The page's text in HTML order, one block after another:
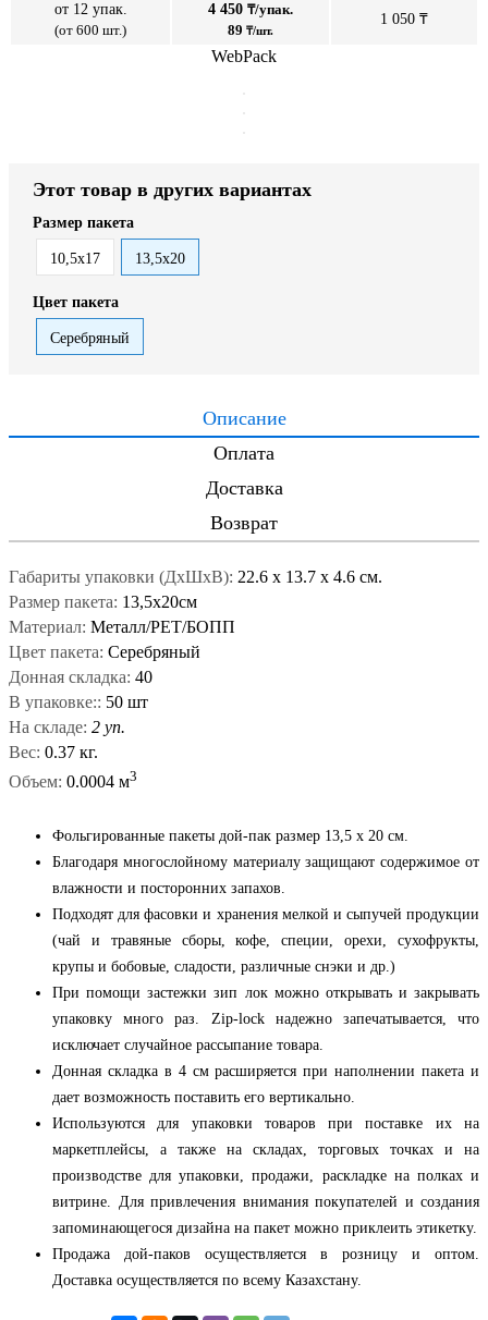
от 12 упак.
(от 600 шт.)
4 450 ₸/упак.
89 ₸/шт.
1 050 ₸
WebPack
Этот товар в других вариантах
Размер пакета
10,5х17 13,5х20
Цвет пакета
Серебряный
Описание
Оплата
Доставка
Возврат
Габариты упаковки (ДxШxВ): 22.6 x 13.7 x 4.6 см.
Размер пакета: 13,5х20см
Материал: Металл/PET/БОПП
Цвет пакета: Серебряный
Донная складка: 40
В упаковке:: 50 шт
На складе: 2 уп.
Вес: 0.37 кг.
Объем: 0.0004 м3
Фольгированные пакеты дой-пак размер 13,5 x 20 см.
Благодаря многослойному материалу защищают содержимое от
влажности и посторонних запахов.
Подходят для фасовки и хранения мелкой и сыпучей продукции
(чай и травяные сборы, кофе, специи, орехи, сухофрукты,
крупы и бобовые, сладости, различные снэки и др.)
При помощи застежки зип лок можно открывать и закрывать
упаковку много раз. Zip-lock надежно запечатывается, что
исключает случайное рассыпание товара.
Донная складка в 4 см расширяется при наполнении пакета и
дает возможность поставить его вертикально.
Используются для упаковки товаров при поставке их на
маркетплейсы, а также на складах, торговых точках и на
производстве для упаковки, продажи, раскладке на полках и
витрине. Для привлечения внимания покупателей и создания
запоминающегося дизайна на пакет можно приклеить этикетку.
Продажа дой-паков осуществляется в розницу и оптом.
Доставка осуществляется по всему Казахстану.